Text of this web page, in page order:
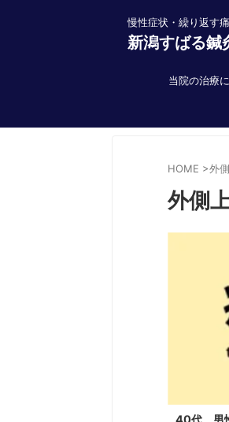
慢性症状・繰り返す
新潟すばる鍼
当院の治療
HOME >外
外側